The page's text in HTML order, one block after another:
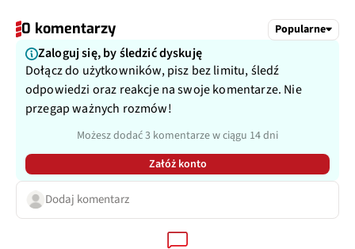
0 komentarzy Popularne
Zaloguj się, by śledzić dyskuję
Dołącz do użytkowników, pisz bez limitu, śledź
odpowiedzi oraz reakcje na swoje komentarze. Nie
przegap ważnych rozmów!
Możesz dodać 3 komentarze w ciągu 14 dni
Załóż konto
Dodaj komentarz